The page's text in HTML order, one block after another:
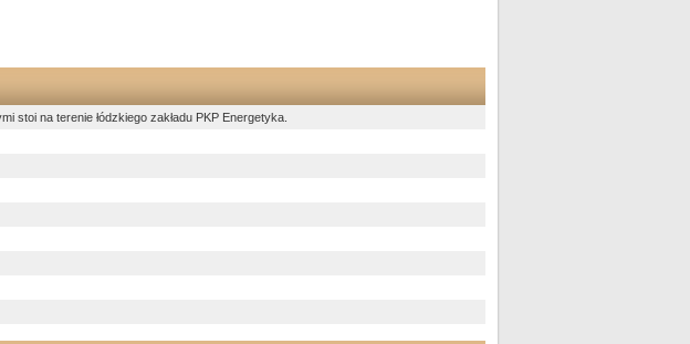
stoi na terenie łódzkiego zakładu PKP Energetyka.